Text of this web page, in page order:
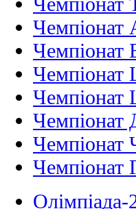
Чемпіонат
Чемпіонат
Чемпіонат
Чемпіонат
Чемпіонат
Чемпіонат
Чемпіонат